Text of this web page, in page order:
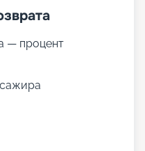
— процент